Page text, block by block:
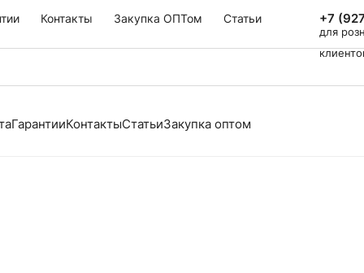
Контакты Закупка ОПТом Статьи +7
для
ГарантииКонтактыСтатьиЗакупка оптом